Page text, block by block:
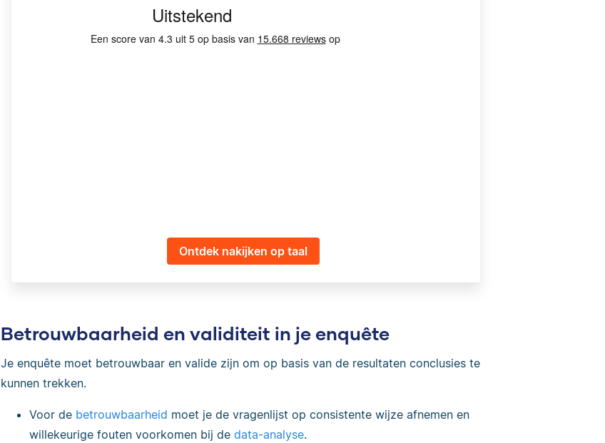
Ontdek nakijken op taal
Betrouwbaarheid en validiteit in je enquête
Je enquête moet betrouwbaar en valide zijn om op basis van de resultaten conclusies te
kunnen trekken.
Voor de betrouwbaarheid moet je de vragenlijst op consistente wijze afnemen en
willekeurige fouten voorkomen bij de data-analyse.